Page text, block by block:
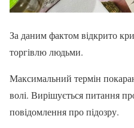
За даним фактом відкрито
торгівлю людьми.
Максимальний термін
волі. Вирішується питання
повідомлення про підозру.